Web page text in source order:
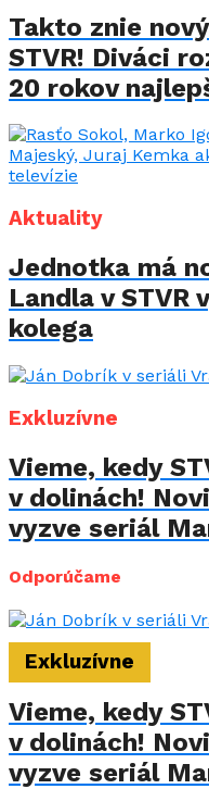
Takto znie
STVR! Diváci
20 rokov
Aktuality
Jednotka má
Landla v STVR
kolega
Exkluzívne
Vieme, kedy
v dolinách!
vyzve seriál
Odporúčame
Exkluzívne
Vieme, kedy
v dolinách!
vyzve seriál